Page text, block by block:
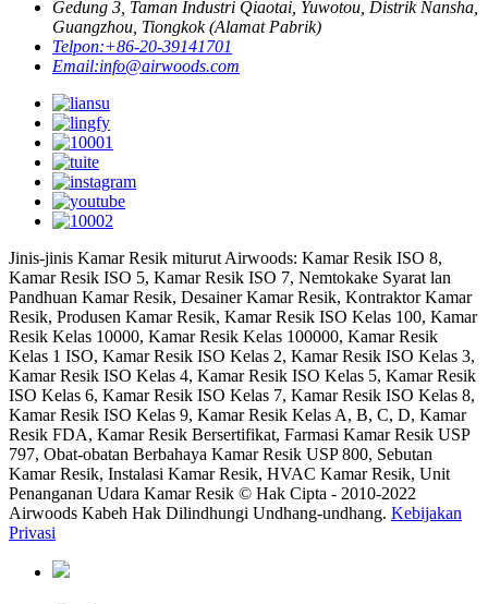
Gedung 3, Taman Industri Qiaotai, Yuwotou, Distrik Nansha,
Guangzhou, Tiongkok (Alamat Pabrik)
Telpon:+86-20-39141701
Email:info@airwoods.com
Jinis-jinis Kamar Resik miturut Airwoods: Kamar Resik ISO 8,
Kamar Resik ISO 5, Kamar Resik ISO 7, Nemtokake Syarat lan
Pandhuan Kamar Resik, Desainer Kamar Resik, Kontraktor Kamar
Resik, Produsen Kamar Resik, Kamar Resik ISO Kelas 100, Kamar
Resik Kelas 10000, Kamar Resik Kelas 100000, Kamar Resik
Kelas 1 ISO, Kamar Resik ISO Kelas 2, Kamar Resik ISO Kelas 3,
Kamar Resik ISO Kelas 4, Kamar Resik ISO Kelas 5, Kamar Resik
ISO Kelas 6, Kamar Resik ISO Kelas 7, Kamar Resik ISO Kelas 8,
Kamar Resik ISO Kelas 9, Kamar Resik Kelas A, B, C, D, Kamar
Resik FDA, Kamar Resik Bersertifikat, Farmasi Kamar Resik USP
797, Obat-obatan Berbahaya Kamar Resik USP 800, Sebutan
Kamar Resik, Instalasi Kamar Resik, HVAC Kamar Resik, Unit
Penanganan Udara Kamar Resik © Hak Cipta - 2010-2022
Airwoods Kabeh Hak Dilindhungi Undhang-undhang. Kebijakan
Privasi